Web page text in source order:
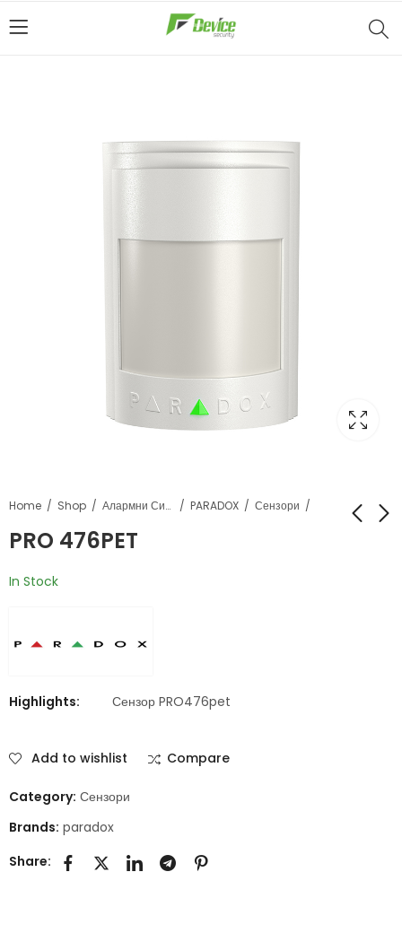
Home Shop Алармни Системи PARADOX Сензори
PRO 476PET
In Stock
Highlights: Сензор PRO476pet
Add to wishlist Compare
Category: Сензори
Brands: paradox
Share: